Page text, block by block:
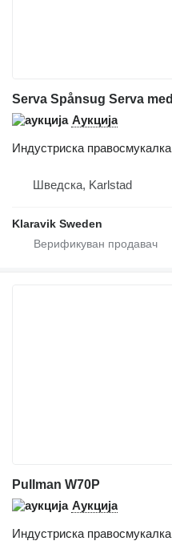
Аукција
Индустриска правосмукалка
Шведска, Karlstad
Klaravik Sweden
Pullman W70P
Аукција
Индустриска правосмукалка